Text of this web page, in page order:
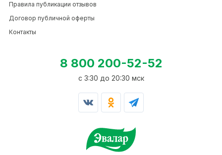
Правила публикации отзывов
Договор публичной оферты
Контакты
8 800 200-52-52
c 3:30 до 20:30 мск